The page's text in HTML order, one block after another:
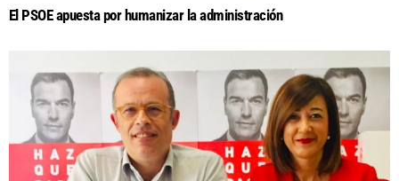
El PSOE apuesta por humanizar la administración